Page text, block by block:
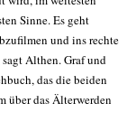
Sinne. Es geht
und ins rechte
Althen. Graf und
das die beiden
über das Älterwerden